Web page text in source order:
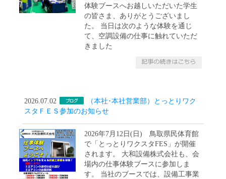
体験ブースへお越しいただいた学生
の皆さま、ありがとうございまし
た。 当日は次のような体験を通じ
て、空調設備の仕事に触れていただ
きました
2026.07.02
（本社･本社営業部）とっとりワク
スタＦＥＳ参加のお知らせ
2026年7月12日(日) 鳥取県民体育館
で「とっとりワクスタFES」が開催
されます。 大和設備株式会社も、会
場内の仕事体験ブースに参加しま
す。 当社のブースでは、設備工事業